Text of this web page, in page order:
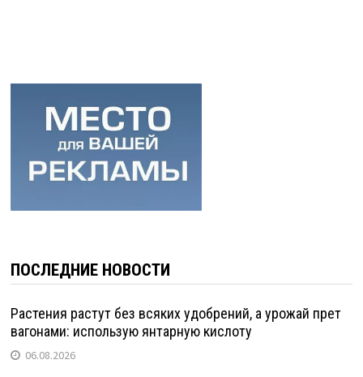
ПОСЛЕДНИЕ НОВОСТИ
Растения растут без всяких удобрений, а урожай прет
вагонами: использую янтарную кислоту
06.08.2026